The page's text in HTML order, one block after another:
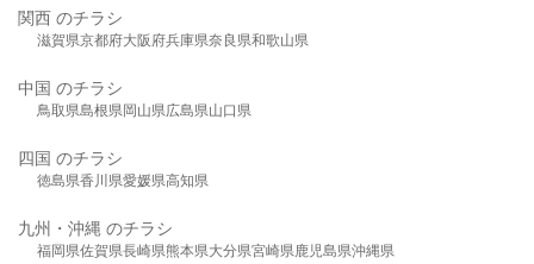
関西 のチラシ
滋賀県京都府大阪府兵庫県奈良県和歌山県
中国 のチラシ
鳥取県島根県岡山県広島県山口県
四国 のチラシ
徳島県香川県愛媛県高知県
九州・沖縄 のチラシ
福岡県佐賀県長崎県熊本県大分県宮崎県鹿児島県沖縄県